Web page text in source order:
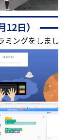
日）
ングをしました